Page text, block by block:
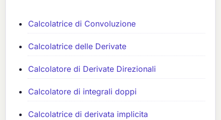
Calcolatrice di Convoluzione
Calcolatrice delle Derivate
Calcolatore di Derivate Direzionali
Calcolatore di integrali doppi
Calcolatrice di derivata implicita